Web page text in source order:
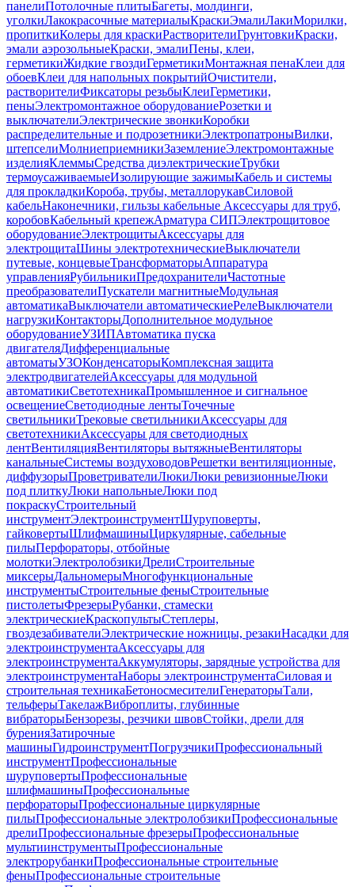
панелиПотолочные плитыБагеты, молдинги,
уголкиЛакокрасочные материалыКраскиЭмалиЛакиМорилки,
пропиткиКолеры для краскиРастворителиГрунтовкиКраски,
эмали аэрозольныеКраски, эмалиПены, клеи,
герметикиЖидкие гвоздиГерметикиМонтажная пенаКлеи для
обоевКлеи для напольных покрытийОчистители,
растворителиФиксаторы резьбыКлеиГерметики,
пеныЭлектромонтажное оборудованиеРозетки и
выключателиЭлектрические звонкиКоробки
распределительные и подрозетникиЭлектропатроныВилки,
штепселиМолниеприемникиЗаземлениеЭлектромонтажные
изделияКлеммыСредства диэлектрическиеТрубки
термоусаживаемыеИзолирующие зажимыКабель и системы
для прокладкиКороба, трубы, металлорукавСиловой
кабельНаконечники, гильзы кабельные Аксессуары для труб,
коробовКабельный крепежАрматура СИПЭлектрощитовое
оборудованиеЭлектрощитыАксессуары для
электрощитаШины электротехническиеВыключатели
путевые, концевыеТрансформаторыАппаратура
управленияРубильникиПредохранителиЧастотные
преобразователиПускатели магнитныеМодульная
автоматикаВыключатели автоматическиеРелеВыключатели
нагрузкиКонтакторыДополнительное модульное
оборудованиеУЗИПАвтоматика пуска
двигателяДифференциальные
автоматыУЗОКонденсаторыКомплексная защита
электродвигателейАксессуары для модульной
автоматикиСветотехникаПромышленное и сигнальное
освещениеСветодиодные лентыТочечные
светильникиТрековые светильникиАксессуары для
светотехникиАксессуары для светодиодных
лентВентиляцияВентиляторы вытяжныеВентиляторы
канальныеСистемы воздуховодовРешетки вентиляционные,
диффузорыПроветривателиЛюкиЛюки ревизионныеЛюки
под плиткуЛюки напольныеЛюки под
покраскуСтроительный
инструментЭлектроинструментШуруповерты,
гайковертыШлифмашиныЦиркулярные, сабельные
пилыПерфораторы, отбойные
молоткиЭлектролобзикиДрелиСтроительные
миксерыДальномерыМногофункциональные
инструментыСтроительные феныСтроительные
пистолетыФрезерыРубанки, стамески
электрическиеКраскопультыСтеплеры,
гвоздезабивателиЭлектрические ножницы, резакиНасадки для
электроинструментаАксессуары для
электроинструментаАккумуляторы, зарядные устройства для
электроинструментаНаборы электроинструментаСиловая и
строительная техникаБетоносмесителиГенераторыТали,
тельферыТакелажВиброплиты, глубинные
вибраторыБензорезы, резчики швовСтойки, дрели для
буренияЗатирочные
машиныГидроинструментПогрузчикиПрофессиональный
инструментПрофессиональные
шуруповертыПрофессиональные
шлифмашиныПрофессиональные
перфораторыПрофессиональные циркулярные
пилыПрофессиональные электролобзикиПрофессиональные
дрелиПрофессиональные фрезерыПрофессиональные
мультиинструментыПрофессиональные
электрорубанкиПрофессиональные строительные
феныПрофессиональные строительные